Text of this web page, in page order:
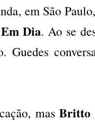
em São
Dia. Ao se
Guedes
masBritto